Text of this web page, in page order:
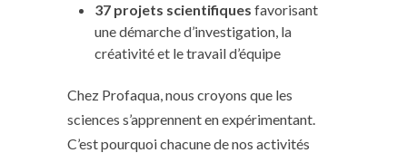
37 projets scientifiques favorisant
une démarche d’investigation, la
créativité et le travail d’équipe
Chez Profaqua, nous croyons que les
sciences s’apprennent en expérimentant.
C’est pourquoi chacune de nos activités